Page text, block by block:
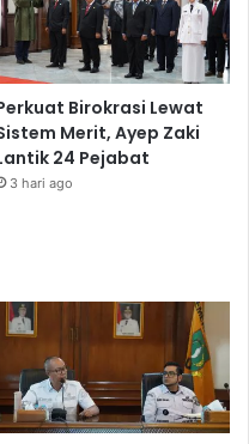
Birokrasi Lewat
Merit, Ayep Zaki
24 Pejabat
3 hari ago